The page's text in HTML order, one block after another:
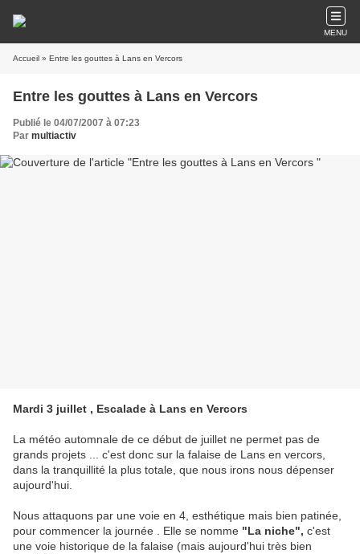
MENU
Accueil » Entre les gouttes à Lans en Vercors
Entre les gouttes à Lans en Vercors
Publié le 04/07/2007 à 07:23
Par multiactiv
Mardi 3 juillet , Escalade à Lans en Vercors
La météo automnale de ce début de juillet ne permet pas de
grands projets ... c'est donc sur la falaise de Lans en vercors,
dans la tranquillité la plus totale, que nous irons nous dépenser
aujourd'hui.
Nous attaquons par une voie en 4, esthétique mais bien patinée,
pour commencer la journée . Elle se nomme "La niche", c'est
une voie historique de la falaise (mais aujourd'hui très bien